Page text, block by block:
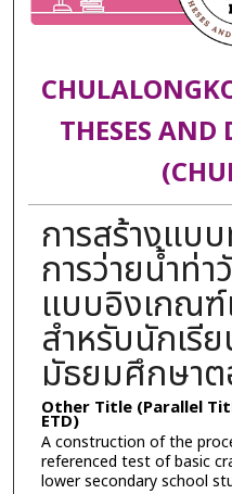
THESES AND
การสร้างแบ
การว่ายน้ำท่
แบบอิงเกณฑ์
สำหรับนักเรี
มัธยมศึกษา
Other Title (Parallel
ETD)
A construction of the
referenced test of basic
lower secondary school